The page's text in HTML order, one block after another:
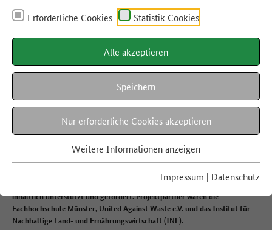
Erforderliche Cookies Statistik Cookies
Alle akzeptieren
Speichern
Nur erforderliche Cookies akzeptieren
Weitere Informationen anzeigen
Impressum | Datenschutz
SEKTORSPEZIFISCHES DIALOGFORUM
Außer-Haus-Verpflegung
Das Dialogforum Außer-Haus-Verpflegung hat im Rahmen der Nationalen
Strategie zur Reduzierung der Lebensmittelverschwendung von 2019 bis
2021 Maßnahmen zur Reduzierung der Abfälle entwickelt und evaluiert.
Das Projekt wurde vom WWF Deutschland koordiniert und durch das
Bundesministerium für Ernährung und Landwirtschaft finanziell und
inhaltlich unterstützt und gefördert. Projektpartner waren die
Fachhochschule Münster, United Against Waste e.V. und das Institut für
Nachhaltige Land- und Ernährungswirtschaft (INL).